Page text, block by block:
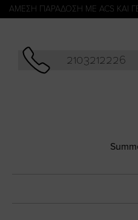
ΑΜΕΣΗ ΠΑΡΑΔΟΣΗ ΜΕ ACS ΚΑΙ
2103212226